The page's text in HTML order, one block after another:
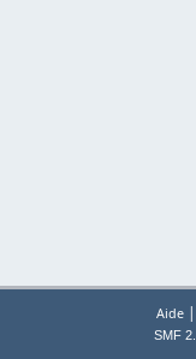
Aide|
SMF